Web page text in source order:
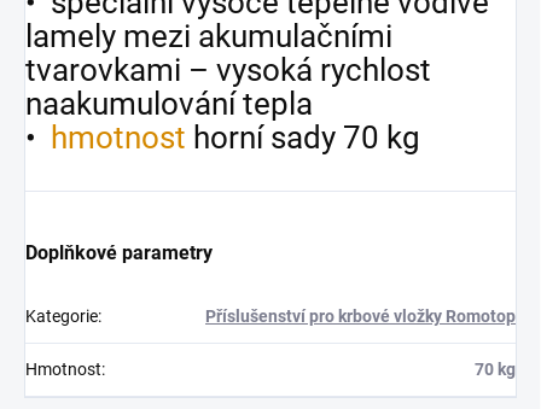
lamely mezi akumulačními
tvarovkami – vysoká rychlost
naakumulování tepla
• hmotnost horní sady 70 kg
Doplňkové parametry
Kategorie: Příslušenství pro krbové vložky Romotop
Hmotnost: 70 kg